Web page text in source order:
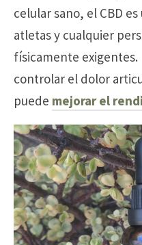
celular sano, el CBD
atletas y cualquier
físicamente exigentes.
controlar el dolor
puede mejorar el